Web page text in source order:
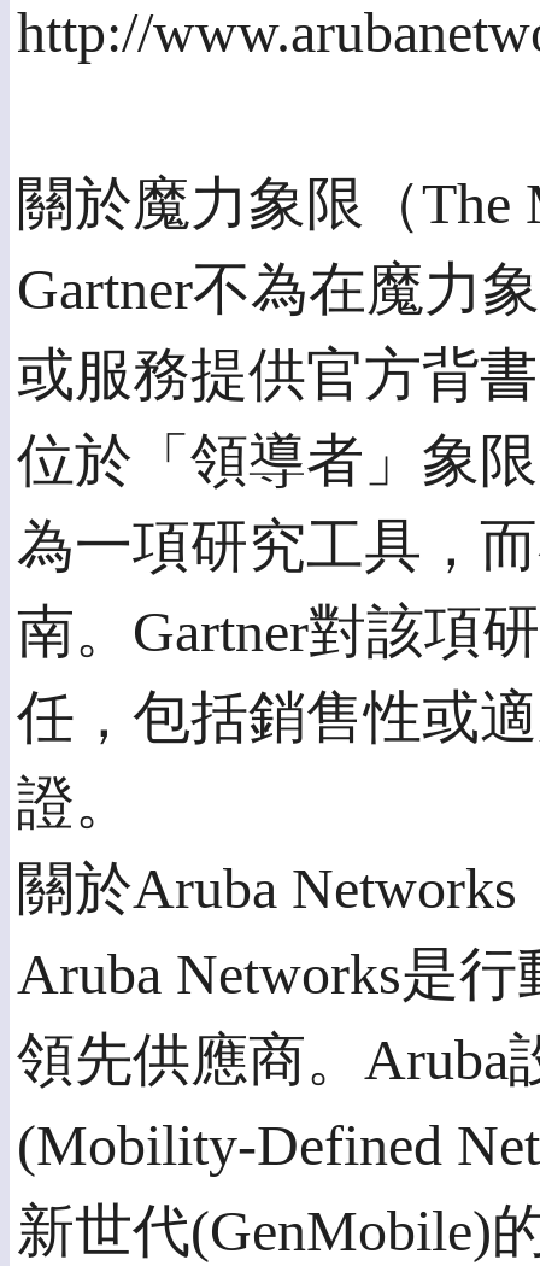
http://
關於魔力象限（The
Gartner不為在魔力
或服務提供官方背
位於「領導者」象
為一項研究工具，
南。Gartner對該項
任，包括銷售性或
證。
關於Aruba Networks
Aruba Networks是
領先供應商。Aruba
(Mobility-Defined
新世代(GenMobile)